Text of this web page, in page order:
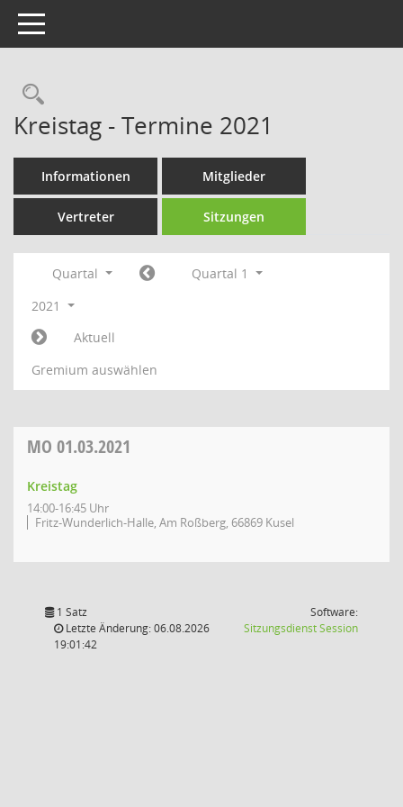
Toggle navigation
Rechercheauswahl
Kreistag - Termine 2021
Informationen Mitglieder
Vertreter Sitzungen
Quartal
Quartal 1
2021
Aktuell
Gremium auswählen
MO 01.03.2021
Kreistag
14:00-16:45 Uhr
Fritz-Wunderlich-Halle, Am Roßberg, 66869 Kusel
1 Satz
Letzte Änderung: 06.08.2026
19:01:42
Software:
SitzungsdienstSession(Wird in